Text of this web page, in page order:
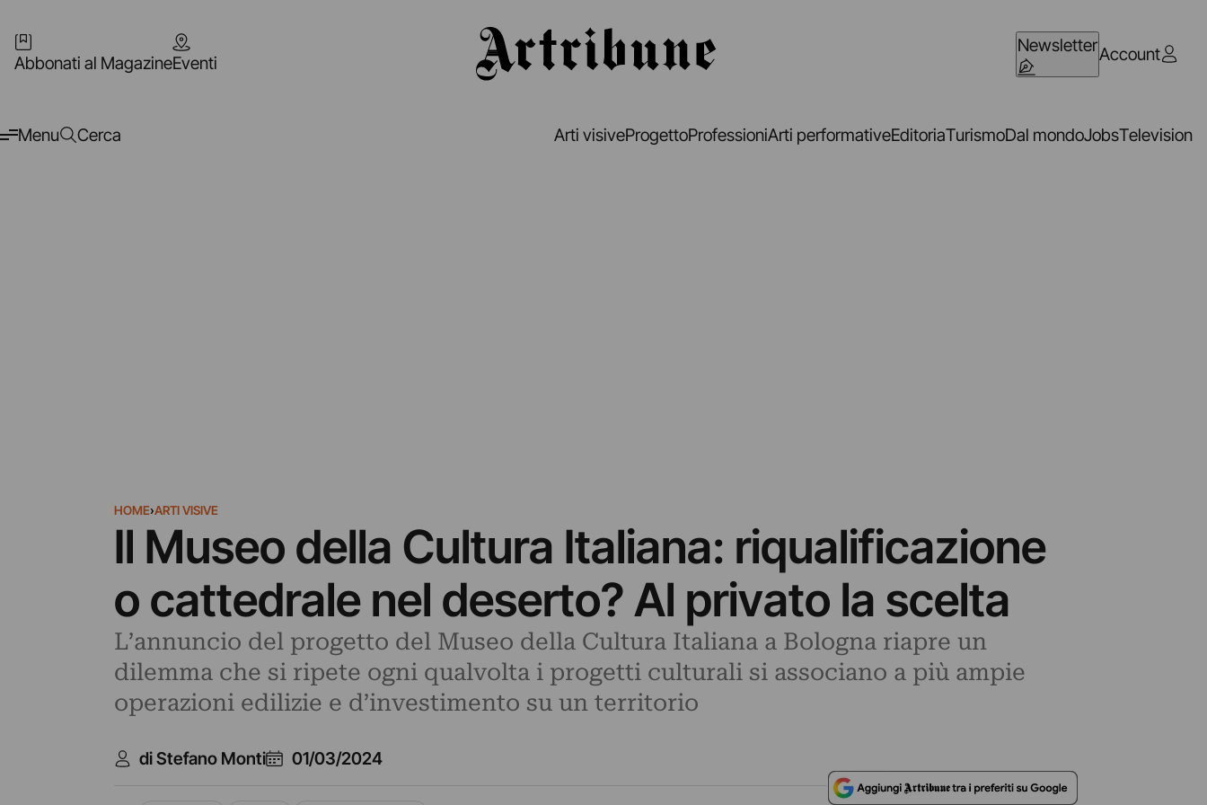
Abbonati al MagazineEventi
NewsletterAccount
Menu Cerca Arti visiveProgettoProfessioniArti performativeEditoriaTurismoDal mondoJobsTelevision
HOME›ARTI VISIVE
Il Museo della Cultura Italiana: riqualificazione
o cattedrale nel deserto? Al privato la scelta
L’annuncio del progetto del Museo della Cultura Italiana a Bologna riapre un
dilemma che si ripete ogni qualvolta i progetti culturali si associano a più ampie
operazioni edilizie e d’investimento su un territorio
di Stefano Monti 01/03/2024